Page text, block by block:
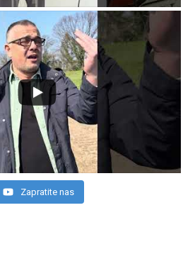
Zapratite nas